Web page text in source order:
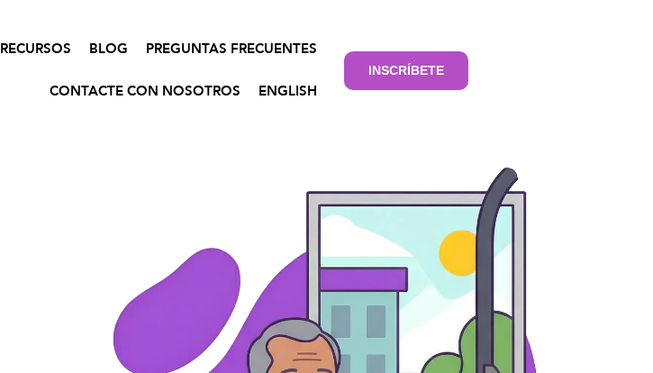
RECURSOS BLOG PREGUNTAS FRECUENTES
CONTACTE CON NOSOTROS ENGLISH
INSCRÍBETE